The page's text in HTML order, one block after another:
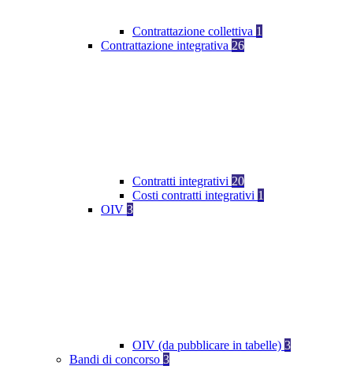
Contrattazione collettiva 1
Contrattazione integrativa 26
Contratti integrativi 20
Costi contratti integrativi 1
OIV 3
OIV (da pubblicare in tabelle) 3
Bandi di concorso 3